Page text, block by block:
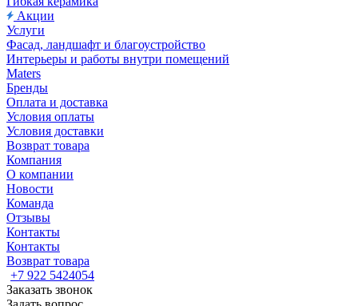
Акции
Услуги
Фасад, ландшафт и благоустройство
Интерьеры и работы внутри помещений
Maters
Бренды
Оплата и доставка
Условия оплаты
Условия доставки
Возврат товара
Компания
О компании
Новости
Команда
Отзывы
Контакты
Контакты
Возврат товара
+7 922 5424054
Заказать звонок